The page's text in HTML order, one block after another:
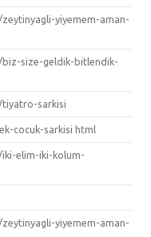
yiyemem-aman-
size-geldik-bitlendik-
sarkisi
cocuk-sarkisi html
elim-iki-kolum-
yiyemem-aman-